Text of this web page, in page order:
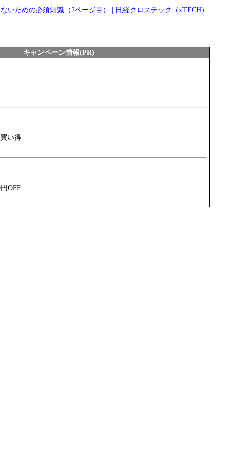
いための必須知識（2ページ目） | 日経クロステック（xTECH）
キャンペーン情報(PR)
い得
OFF